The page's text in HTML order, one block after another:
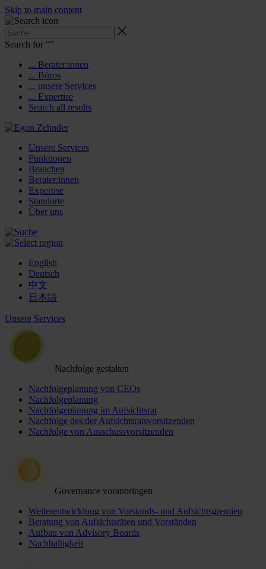
Skip to main content
Search for “”
... Berater:innen
... Büros
... unsere Services
... Expertise
Search all results
Unsere Services
Funktionen
Branchen
Berater:innen
Expertise
Standorte
Über uns
English
Deutsch
中文
日本語
Unsere Services
Nachfolge gestalten
Nachfolgeplanung von CEOs
Nachfolgeplanung
Nachfolgeplanung im Aufsichtsrat
Nachfolge des:der Aufsichtsratsvorsitzenden
Nachfolge von Ausschussvorsitzenden
Governance voranbringen
Weiterentwicklung von Vorstands- und Aufsichtsgremien
Beratung von Aufsichtsräten und Vorständen
Aufbau von Advisory Boards
Nachhaltigkeit